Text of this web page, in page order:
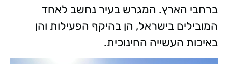
ברחבי הארץ. המגרש בעיר נחשב לאחד
המובילים בישראל, הן בהיקף הפעילות והן
באיכות העשייה החינוכית.